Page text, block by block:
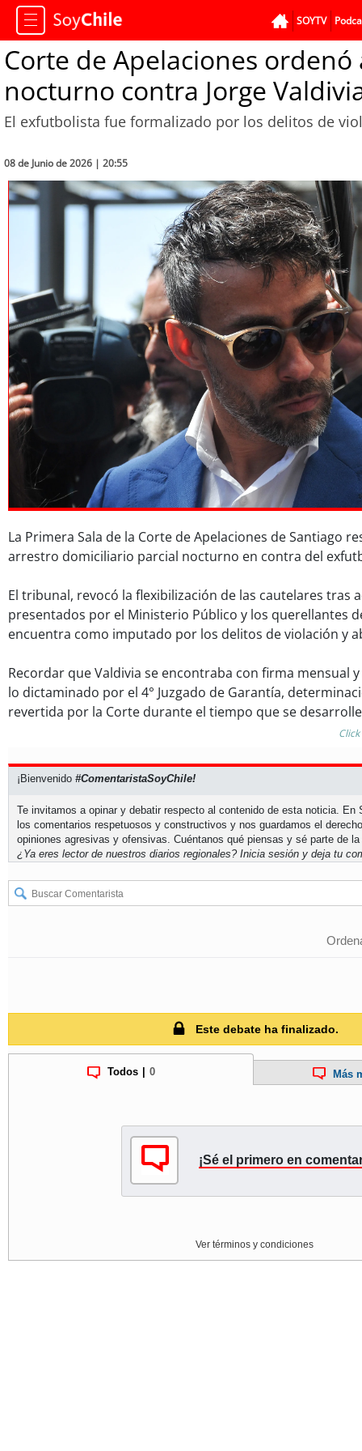
SOYTV
Corte de Apelaciones
nocturno contra Jorge
El exfutbolista fue formalizado por los delitos de
08 de Junio de 2026 | 20:55
La Primera Sala de la Corte de Apelaciones de Santiago
arrestro domiciliario parcial nocturno en contra del
El tribunal, revocó la flexibilización de las cautelares tras
presentados por el Ministerio Público y los querellantes
encuentra como imputado por los delitos de violación y
Recordar que Valdivia se encontraba con firma mensual
lo dictaminado por el 4° Juzgado de Garantía,
revertida por la Corte durante el tiempo que se
¡Bienvenido #ComentaristaSoyChile!
Te invitamos a opinar y debatir respecto al contenido de esta noticia. En
los comentarios respetuosos y constructivos y nos guardamos el
opiniones agresivas y ofensivas. Cuéntanos qué piensas y sé parte de
¿Ya eres lector de nuestros diarios regionales? Inicia sesión y deja tu
Este debate ha finalizado.
Todos 0 Más
¡Sé el primero en
Ver términos y condiciones